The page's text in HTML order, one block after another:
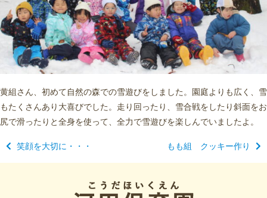
黄組さん、初めて自然の森での雪遊びをしました。園庭よりも広く、雪
もたくさんあり大喜びでした。走り回ったり、雪合戦をしたり斜面をお
尻で滑ったりと全身を使って、全力で雪遊びを楽しんでいましたよ。
もも組 クッキー作り
笑顔を大切に・・・